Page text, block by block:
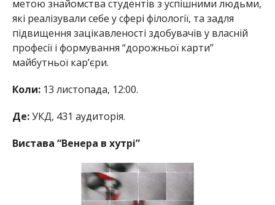
метою знайомства студентів з успішними людьми,
які реалізували себе у сфері філології, та задля
підвищення зацікавленості здобувачів у власній
професії і формування “дорожньої карти”
майбутньої кар’єри.
Коли:13 листопада, 12:00.
Де:УКД, 431 аудиторія.
Вистава “Венера в хутрі”